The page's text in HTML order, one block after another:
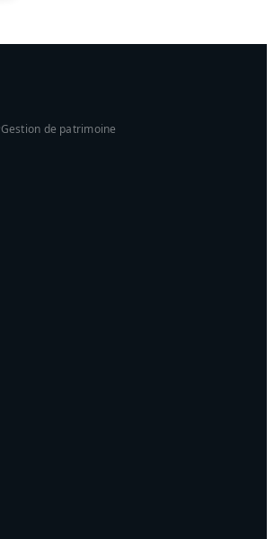
Gestion de patrimoine